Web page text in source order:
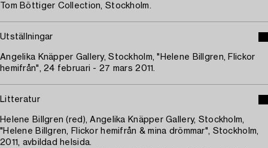
Tom Böttiger Collection, Stockholm.
Utställningar
Angelika Knäpper Gallery, Stockholm, "Helene Billgren, Flickor
hemifrån", 24 februari - 27 mars 2011.
Litteratur
Helene Billgren (red), Angelika Knäpper Gallery, Stockholm,
"Helene Billgren, Flickor hemifrån & mina drömmar", Stockholm,
2011, avbildad helsida.